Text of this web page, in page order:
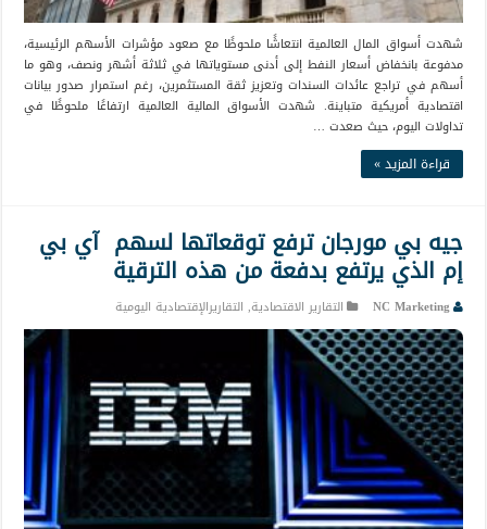
شهدت أسواق المال العالمية انتعاشًا ملحوظًا مع صعود مؤشرات الأسهم الرئيسية،
مدفوعة بانخفاض أسعار النفط إلى أدنى مستوياتها في ثلاثة أشهر ونصف، وهو ما
أسهم في تراجع عائدات السندات وتعزيز ثقة المستثمرين، رغم استمرار صدور بيانات
اقتصادية أمريكية متباينة. شهدت الأسواق المالية العالمية ارتفاعًا ملحوظًا في
تداولات اليوم، حيث صعدت …
قراءة المزيد »
جيه بي مورجان ترفع توقعاتها لسهم آي بي
إم الذي يرتفع بدفعة من هذه الترقية
NC Marketing التقارير الاقتصادية, التقاريرالإقتصادية اليومية